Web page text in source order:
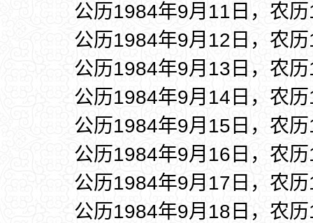
公历1984年9月11日，农
公历1984年9月12日，农
公历1984年9月13日，农
公历1984年9月14日，农
公历1984年9月15日，农
公历1984年9月16日，农
公历1984年9月17日，农
公历1984年9月18日，农